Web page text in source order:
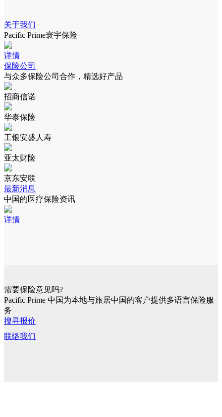
关于我们
Pacific Prime寰宇保险
详情
保险公司
与众多保险公司合作，精选好产品
招商信诺
华泰保险
工银安盛人寿
亚太财险
京东安联
最新消息
中国的医疗保险资讯
详情
需要保险意见吗?
Pacific Prime 中国为本地与旅居中国的客户提供多语言保险服
务
搜寻报价
联络我们